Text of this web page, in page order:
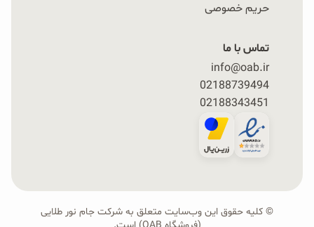
حریم خصوصی
تماس با ما
info@oab.ir
02188739494
02188343451
© کلیه حقوق این وب‌سایت متعلق به شرکت جام نور طلایی